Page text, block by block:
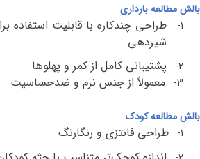
بالش مطالعه بارداری
1-
طراحی چندکاره با قابلیت استفاده
شیردهی
2- پشتیبانی کامل از کمر و پهلوها
3- معمولاً از جنس نرم و ضدحساسیت
بالش مطالعه کودک
1-
طراحی فانتزی و رنگارنگ